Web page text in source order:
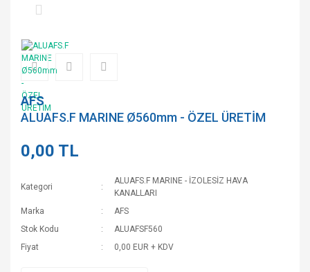
AFS
ALUAFS.F MARINE Ø560mm - ÖZEL ÜRETİM
0,00 TL
Kategori
ALUAFS.F MARINE - İZOLESİZ HAVA
KANALLARI
Marka
AFS
Stok Kodu
ALUAFSF560
Fiyat
0,00 EUR + KDV